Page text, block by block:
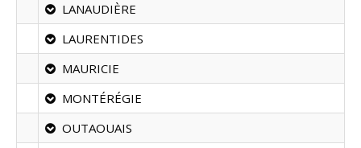
LANAUDIÈRE
LAURENTIDES
MAURICIE
MONTÉRÉGIE
OUTAOUAIS